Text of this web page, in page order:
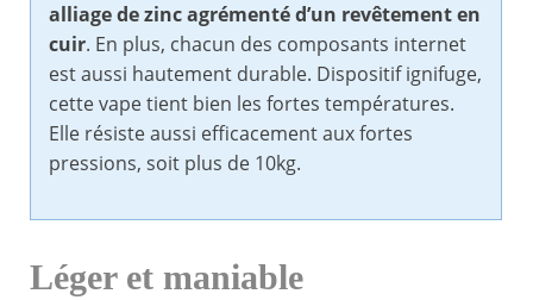
alliage de zinc agrémenté d’un revêtement en
cuir. En plus, chacun des composants internet
est aussi hautement durable. Dispositif ignifuge,
cette vape tient bien les fortes températures.
Elle résiste aussi efficacement aux fortes
pressions, soit plus de 10kg.
Léger et maniable